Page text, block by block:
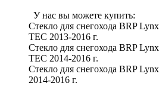
У нас вы можете купить:
Стекло для снегохода BRP
TEC 2013-2016 г.
Стекло для снегохода BRP
TEC 2014-2016 г.
Стекло для снегохода BRP
2014-2016 г.